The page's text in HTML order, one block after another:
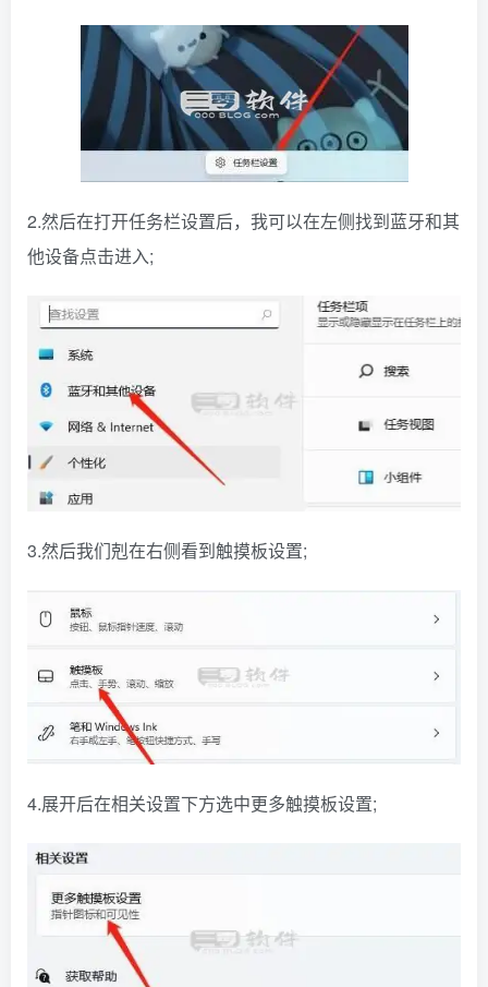
2.然后在打开任务栏设置后，我可以在左侧找到蓝牙和其
他设备点击进入;
3.然后我们剋在右侧看到触摸板设置;
4.展开后在相关设置下方选中更多触摸板设置;